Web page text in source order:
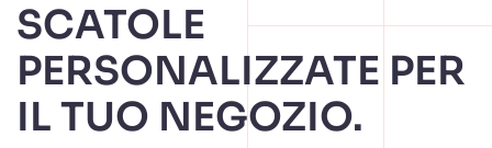
SCATOLE
PERSONALIZZATE PER
IL TUO NEGOZIO.